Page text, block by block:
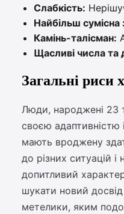
Слабкість:
Найбільш сумісна
Камінь-талісман:
Щасливі числа та
Загальні риси
Люди, народжені 23
своєю адаптивністю
мають вроджену
до різних ситуацій і
допитливий
шукати новий досвід
метелики, яким